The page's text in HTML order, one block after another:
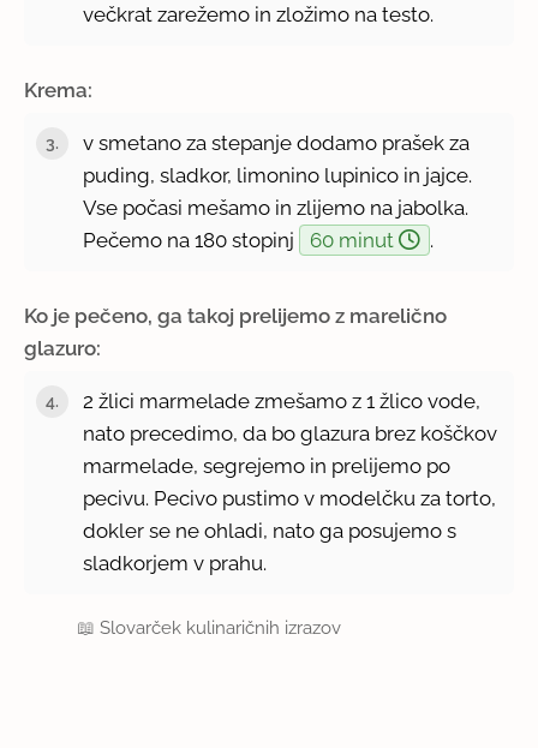
večkrat zarežemo in zložimo na testo.
Krema:
v smetano za stepanje dodamo prašek za
puding, sladkor, limonino lupinico in jajce.
Vse počasi mešamo in zlijemo na jabolka.
Pečemo na 180 stopinj
60 minut .
Ko je pečeno, ga takoj prelijemo z marelično
glazuro:
2 žlici marmelade zmešamo z 1 žlico vode,
nato precedimo, da bo glazura brez koščkov
marmelade, segrejemo in prelijemo po
pecivu. Pecivo pustimo v modelčku za torto,
dokler se ne ohladi, nato ga posujemo s
sladkorjem v prahu.
📖Slovarček kulinaričnih izrazov